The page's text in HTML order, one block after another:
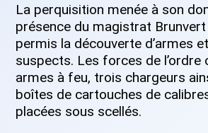
La perquisition menée à son
présence du magistrat
permis la découverte d’armes
suspects. Les forces de l’ordre
armes à feu, trois chargeurs
boîtes de cartouches de
placées sous scellés.